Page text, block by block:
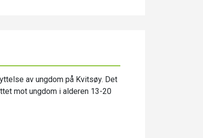
av ungdom på Kvitsøy. Det
mot ungdom i alderen 13-20